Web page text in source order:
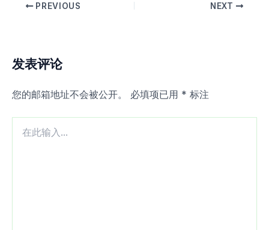
PREVIOUS NEXT
发表评论
您的邮箱地址不会被公开。 必填项已用 * 标注